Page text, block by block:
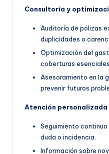
Consultoría y
Auditoría de pólizas
duplicidades o
Optimización del
coberturas esenciales.
Asesoramiento en la
prevenir futuros
Atención
Seguimiento
duda o incidencia.
Información sobre